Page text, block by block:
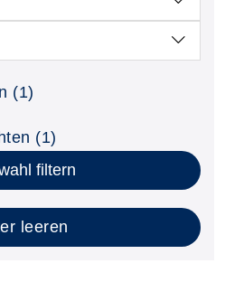
(1)
(1)
filtern
leeren